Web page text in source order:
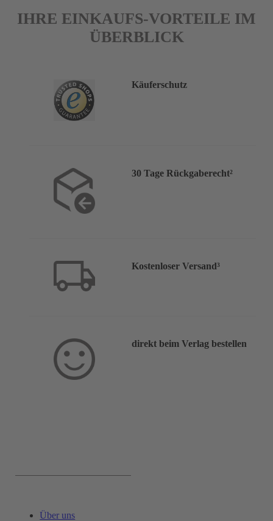
IHRE EINKAUFS-VORTEILE IM
ÜBERBLICK
Käuferschutz
30 Tage Rückgaberecht²
Kostenloser Versand³
direkt beim Verlag bestellen
Über uns